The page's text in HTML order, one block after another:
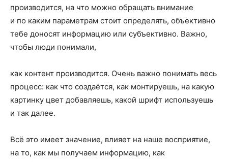
производится, на что можно обращать внимание
и по каким параметрам стоит определять, объективно
тебе доносят информацию или субъективно. Важно,
чтобы люди понимали,
как контент производится. Очень важно понимать весь
процесс: как что создаётся, как монтируешь, на какую
картинку цвет добавляешь, какой шрифт используешь
и так далее.
Всё это имеет значение, влияет на наше восприятие,
на то, как мы получаем информацию, как